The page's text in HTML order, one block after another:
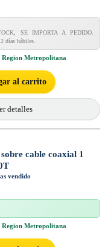
SE IMPORTA A PEDIDO.
días hábiles.
Region Metropolitana
al carrito
detalles
cable coaxial 1
vendido
Region Metropolitana